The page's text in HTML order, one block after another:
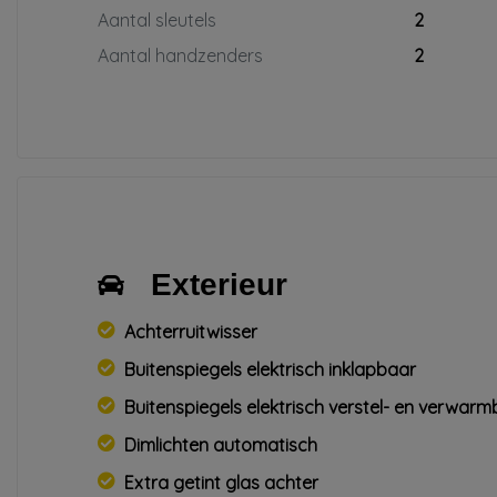
Aantal sleutels
2
Aantal handzenders
2
Exterieur
Achterruitwisser
Buitenspiegels elektrisch inklapbaar
Buitenspiegels elektrisch verstel- en
Dimlichten automatisch
Extra getint glas achter